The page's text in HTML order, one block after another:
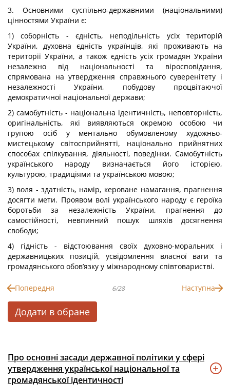
3. Основними суспільно-державними (національними)
цінностями України є:
1) соборність - єдність, неподільність усіх територій
України, духовна єдність українців, які проживають на
території України, а також єдність усіх громадян України
незалежно від національності та віросповідання,
спрямована на утвердження справжнього суверенітету і
незалежності України, побудову процвітаючої
демократичної національної держави;
2) самобутність - національна ідентичність, неповторність,
оригінальність, які виявляються окремою особою чи
групою осіб у ментально обумовленому художньо-
мистецькому світосприйнятті, національно прийнятних
способах спілкування, діяльності, поведінки. Самобутність
українського народу визначається його історією,
культурою, традиціями та українською мовою;
3) воля - здатність, намір, кероване намагання, прагнення
досягти мети. Проявом волі українського народу є героїка
боротьби за незалежність України, прагнення до
самостійності, невпинний пошук шляхів досягнення
свободи;
4) гідність - відстоювання своїх духовно-моральних і
державницьких позицій, усвідомлення власної ваги та
громадянського обов’язку у міжнародному співтоваристві.
Попередня 6/28 Наступна
Додати в обране
Про основні засади державної політики у сфері
утвердження української національної та
громадянської ідентичності